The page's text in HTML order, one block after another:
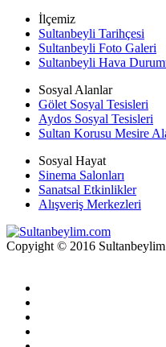
İlçemiz
Sultanbeyli Tarihçesi
Sultanbeyli Foto Galeri
Sultanbeyli Hava
Sosyal Alanlar
Gölet Sosyal Tesisleri
Aydos Sosyal Tesisleri
Sultan Korusu Mesire
Sosyal Hayat
Sinema Salonları
Sanatsal Etkinlikler
Alışveriş Merkezleri
Copyight © 2016